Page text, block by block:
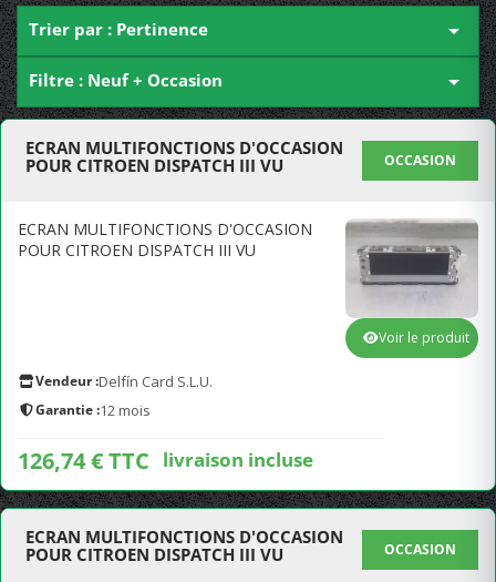
Trier par : Pertinence 
Filtre : Neuf + Occasion 
ECRAN MULTIFONCTIONS D'OCCASION
POUR CITROEN DISPATCH III VU
OCCASION
ECRAN MULTIFONCTIONS D'OCCASION
POUR CITROEN DISPATCH III VU
Vendeur :Delfín Card S.L.U.
Garantie :12 mois
126,74 € TTC livraison incluse
Voir le produit
ECRAN MULTIFONCTIONS D'OCCASION
POUR CITROEN DISPATCH III VU
OCCASION